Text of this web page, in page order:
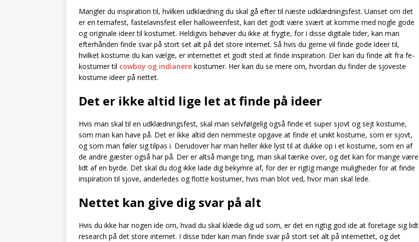
Mangler du inspiration til, hvilken udklædning du skal gå efter til næste udklædningsfest. Uanset om det
er en temafest, fastelavnsfest eller halloweenfest, kan det godt være svært at komme med nogle gode
og originale ideer til kostumet. Heldigvis behøver du ikke at frygte, for i disse digitale tider, kan man
efterhånden finde svar på stort set alt på det store internet. Så hvis du gerne vil finde gode ideer til,
hvilket kostume du kan vælge, er internettet et godt sted at finde inspiration. Der kan du finde alt fra fe-
kostumer til cowboy og indianere kostumer. Her kan du se mere om, hvordan du finder de sjoveste
kostume ideer på nettet.
Det er ikke altid lige let at finde på ideer
Hvis man skal til en udklædningsfest, skal man selvfølgelig også finde et super sjovt og sejt kostume,
som man kan have på. Det er ikke altid den nemmeste opgave at finde et unikt kostume, som er sjovt,
og som man føler sig tilpas i. Derudover har man heller ikke lyst til at dukke op i et kostume, som en af
de andre gæster også har på. Der er altså mange ting, man skal tænke over, og det kan for mange være
lidt af en byrde. Det skal du dog ikke lade dig bekymre af, for der er rigtig mange muligheder for at finde
inspiration til sjove, anderledes og flotte kostumer, hvis man blot ved, hvor man skal lede.
Nettet kan give dig svar på alt
Hvis du ikke har nogen ide om, hvad du skal klæde dig ud som, er det en rigtig god ide at foretage sig lidt
research på det store internet. I disse tider kan man finde svar på stort set alt på internettet, og det